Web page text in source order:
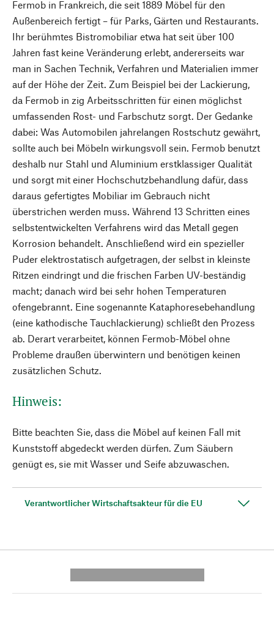
Fermob in Frankreich, die seit 1889 Möbel für den
Außenbereich fertigt – für Parks, Gärten und Restaurants.
Ihr berühmtes Bistromobiliar etwa hat seit über 100
Jahren fast keine Veränderung erlebt, andererseits war
man in Sachen Technik, Verfahren und Materialien immer
auf der Höhe der Zeit. Zum Beispiel bei der Lackierung,
da Fermob in zig Arbeitsschritten für einen möglichst
umfassenden Rost- und Farbschutz sorgt. Der Gedanke
dabei: Was Automobilen jahrelangen Rostschutz gewährt,
sollte auch bei Möbeln wirkungsvoll sein. Fermob benutzt
deshalb nur Stahl und Aluminium erstklassiger Qualität
und sorgt mit einer Hochschutzbehandlung dafür, dass
daraus gefertigtes Mobiliar im Gebrauch nicht
überstrichen werden muss. Während 13 Schritten eines
selbstentwickelten Verfahrens wird das Metall gegen
Korrosion behandelt. Anschließend wird ein spezieller
Puder elektrostatisch aufgetragen, der selbst in kleinste
Ritzen eindringt und die frischen Farben UV-beständig
macht; danach wird bei sehr hohen Temperaturen
ofengebrannt. Eine sogenannte Kataphoresebehandlung
(eine kathodische Tauchlackierung) schließt den Prozess
ab. Derart verarbeitet, können Fermob-Möbel ohne
Probleme draußen überwintern und benötigen keinen
zusätzlichen Schutz.
Hinweis:
Bitte beachten Sie, dass die Möbel auf keinen Fall mit
Kunststoff abgedeckt werden dürfen. Zum Säubern
genügt es, sie mit Wasser und Seife abzuwaschen.
Verantwortlicher Wirtschaftsakteur für die EU